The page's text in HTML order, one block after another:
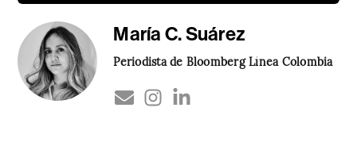
María C. Suárez
Periodista de Bloomberg Línea Colombia